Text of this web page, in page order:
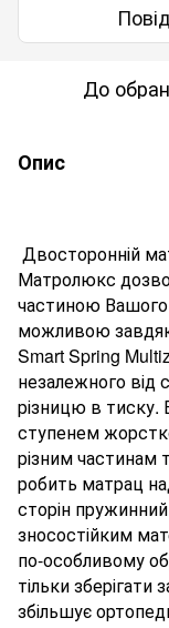
До
Опис
Двосторонній
Матролюкс
частиною Вашого
можливою
Smart Spring
незалежного від
різницю в тиску.
ступенем
різним частинам
робить матрац
сторін
зносостійким
по-особливому
тільки зберігати
збільшує